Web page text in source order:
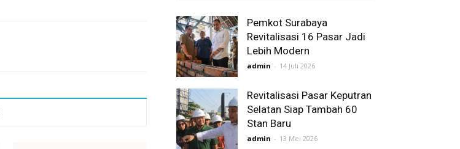
Pemkot Surabaya
Revitalisasi 16 Pasar Jadi
Lebih Modern
admin - 14 Juli 2026
Revitalisasi Pasar Keputran
Selatan Siap Tambah 60
Stan Baru
admin - 13 Mei 2026